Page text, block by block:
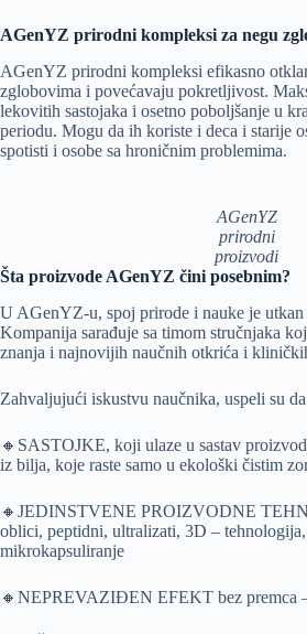
AGenYZ prirodni kompleksi za negu
AGenYZ prirodni kompleksi efikasno
zglobovima i povećavaju pokretljivost.
lekovitih sastojaka i osetno poboljšanje u
periodu. Mogu da ih koriste i deca i starije
spotisti i osobe sa hroničnim problemima.
AGenYZ
prirodni
proizvodi
Šta proizvode AGenYZ čini posebnim?
U AGenYZ-u, spoj prirode i nauke je
Kompanija sarađuje sa timom stručnjaka
znanja i najnovijih naučnih otkrića i
Zahvaljujući iskustvu naučnika, uspeli su
🔸SASTOJKE, koji ulaze u sastav
iz bilja, koje raste samo u ekološki čistim
🔸JEDINSTVENE PROIZVODNE
oblici, peptidni, ultralizati, 3D –
mikrokapsuliranje
🔸NEPREVAZIĐEN EFEKT bez premca